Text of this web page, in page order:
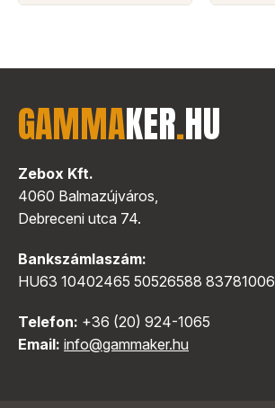
GAMMAKER.HU
Zebox Kft.
4060 Balmazújváros,
Debreceni utca 74.
Bankszámlaszám:
HU63 10402465 50526588 83781006
Telefon: +36 (20) 924-1065
Email: info@gammaker.hu